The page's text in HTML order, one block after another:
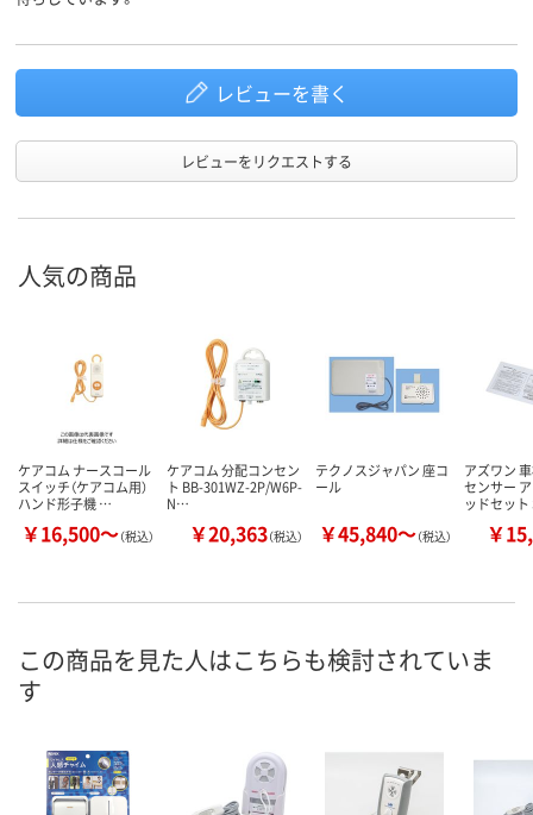
レビューを書く
レビューをリクエストする
人気の商品
ケアコム ナースコール
スイッチ（ケアコム用）
ハンド形子機 …
￥16,500～（税込）
ケアコム 分配コンセン
ト BB-301WZ-2P/W6P-
N…
￥20,363（税込）
テクノスジャパン 座コ
ール
￥45,840～（税込）
アズワン
センサー
ッドセッ
￥
この商品を見た人はこちらも検討されていま
す